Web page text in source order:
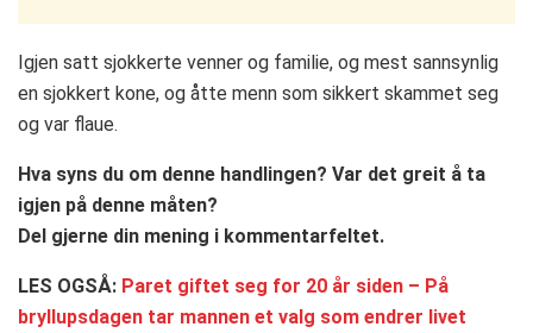
Igjen satt sjokkerte venner og familie, og mest sannsynlig
en sjokkert kone, og åtte menn som sikkert skammet seg
og var flaue.
Hva syns du om denne handlingen? Var det greit å ta
igjen på denne måten?
Del gjerne din mening i kommentarfeltet.
LES OGSÅ: Paret giftet seg for 20 år siden – På
bryllupsdagen tar mannen et valg som endrer livet